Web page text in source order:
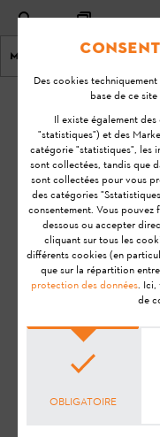
Menu
KA-
Quel est le
de
batterie
AR L ?
l'utilisation, de le mettre
transporter, de le
dépanner ou de
. Le
sécurité et vous aide
Des cookies
base de ce
Il existe également
"statistiques") et des
catégorie "statistiques", les
sont collectées, tandis que
sont collectées pour vous
des catégories
consentement. Vous pouvez
dessous ou accepter
cliquant sur tous les
différents cookies (en
que sur la répartition
protection des données. Ici,
de
OBLIGATOIRE